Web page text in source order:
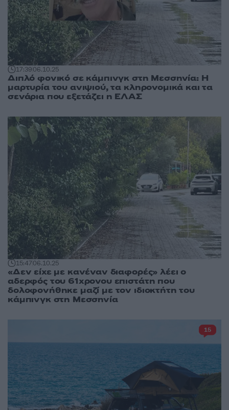
17:3906.10.25
Διπλό φονικό σε κάμπινγκ στη Μεσσηνία: Η
μαρτυρία του ανιψιού, τα κληρονομικά και τα
σενάρια που εξετάζει η ΕΛΑΣ
15:4706.10.25
«Δεν είχε με κανέναν διαφορές» λέει ο
αδερφός του 61χρονου επιστάτη που
δολοφονήθηκε μαζί με τον ιδιοκτήτη του
κάμπινγκ στη Μεσσηνία
15